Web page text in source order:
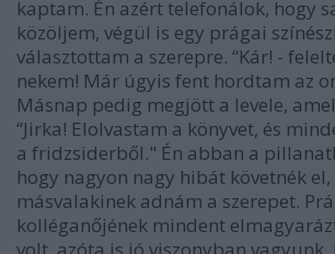
kaptam. Én azért telefonálok, hogy
közöljem, végül is egy prágai
választottam a szerepre. “Kár! -
nekem! Már úgyis fent hordtam az
Másnap pedig megjött a levele,
“Jirka! Elolvastam a könyvet, és
a fridzsiderből." Én abban a
hogy nagyon nagy hibát követnék el,
másvalakinek adnám a szerepet.
kolléganőjének mindent